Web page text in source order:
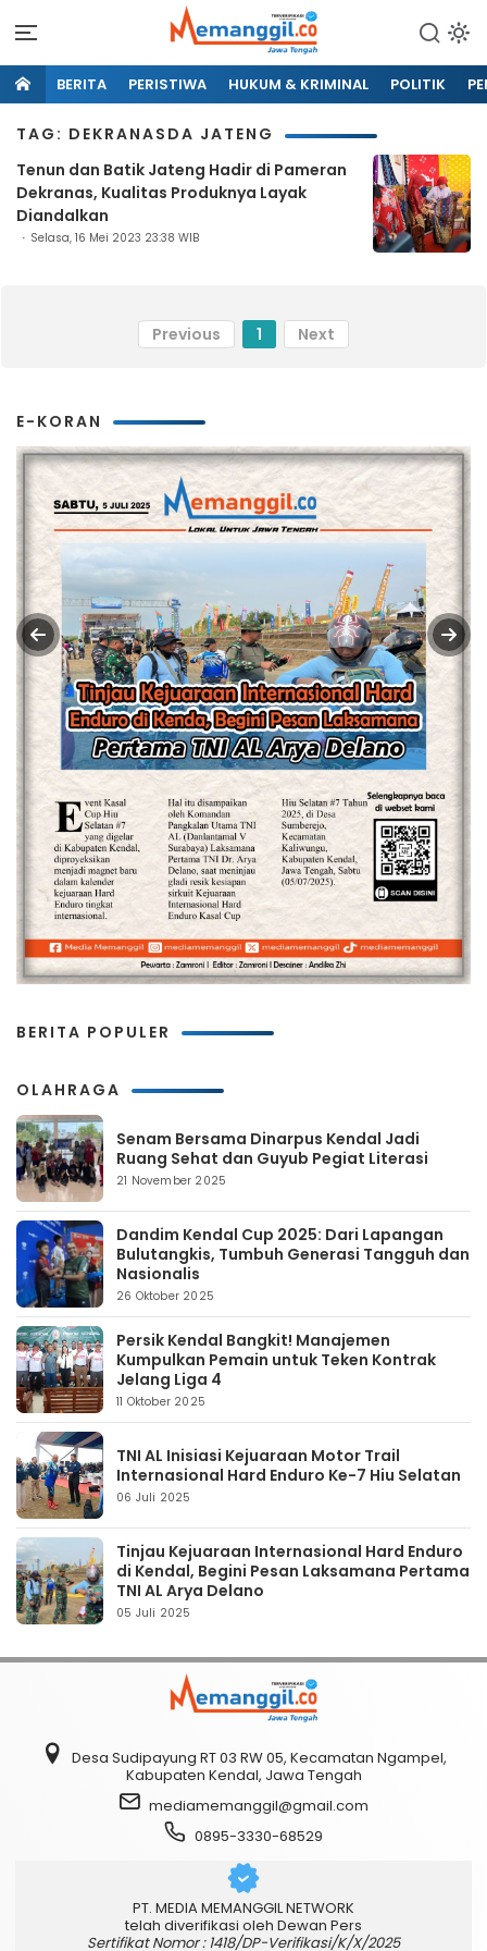
BERITA PERISTIWA HUKUM & KRIMINAL POLITIK
TAG: DEKRANASDA JATENG
Tenun dan Batik Jateng Hadir di Pameran
Dekranas, Kualitas Produknya Layak
Diandalkan
Selasa, 16 Mei 2023 23:38 WIB
Previous 1 Next
E-KORAN
BERITA POPULER
OLAHRAGA
Senam Bersama Dinarpus Kendal Jadi
Ruang Sehat dan Guyub Pegiat Literasi
21 November 2025
Dandim Kendal Cup 2025: Dari Lapangan
Bulutangkis, Tumbuh Generasi Tangguh dan
Nasionalis
26 Oktober 2025
Persik Kendal Bangkit! Manajemen
Kumpulkan Pemain untuk Teken Kontrak
Jelang Liga 4
11 Oktober 2025
TNI AL Inisiasi Kejuaraan Motor Trail
Internasional Hard Enduro Ke-7 Hiu Selatan
06 Juli 2025
Tinjau Kejuaraan Internasional Hard Enduro
di Kendal, Begini Pesan Laksamana Pertama
TNI AL Arya Delano
05 Juli 2025
Desa Sudipayung RT 03 RW 05, Kecamatan Ngampel,
Kabupaten Kendal, Jawa Tengah
mediamemanggil@gmail.com
0895-3330-68529
PT. MEDIA MEMANGGIL NETWORK
telah diverifikasi oleh Dewan Pers
Sertifikat Nomor : 1418/DP-Verifikasi/K/X/2025